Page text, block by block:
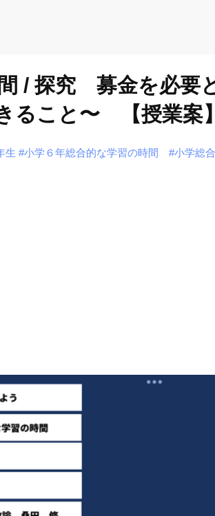
/ 探究 募金を必要
ること〜 【授業
生 #小学６年総合的な学習の時間 #小学総